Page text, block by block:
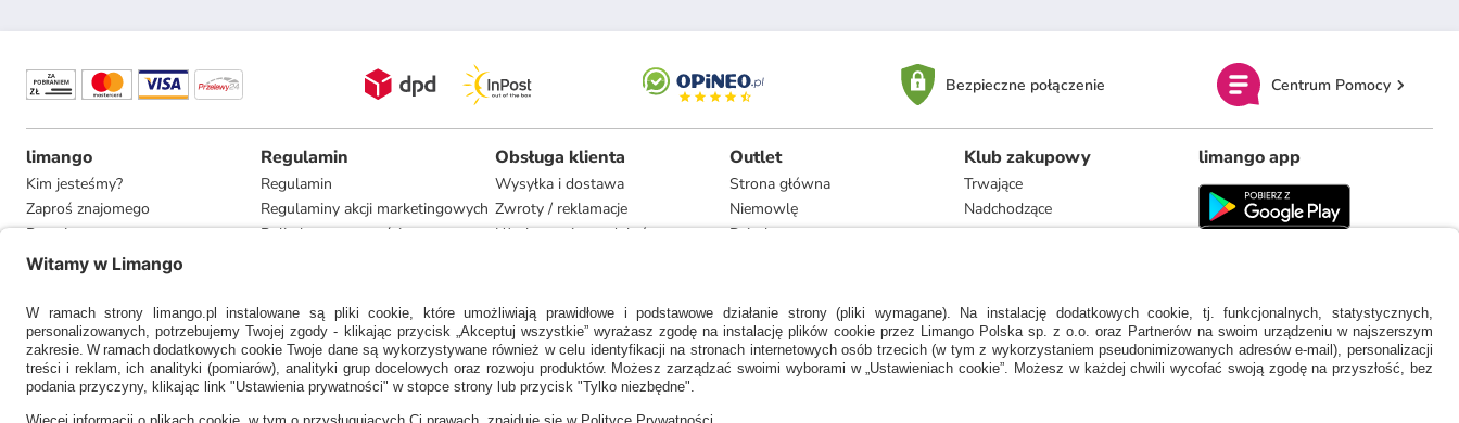
Bezpieczne połączenie Centrum Pomocy
limango
Kim jesteśmy?
Zaproś znajomego
Pracuj u nas
Informacje dla prasy
Regulamin
Regulamin
Regulaminy akcji marketingowych
Polityka prywatności
Obsługa klienta
Wysyłka i dostawa
Zwroty / reklamacje
Użytkowanie produktów
Zgodność z umową i naprawa
Outlet
Strona główna
Niemowlę
Dziecko
Dom
Marki
Klub zakupowy
Trwające
Nadchodzące
limango app